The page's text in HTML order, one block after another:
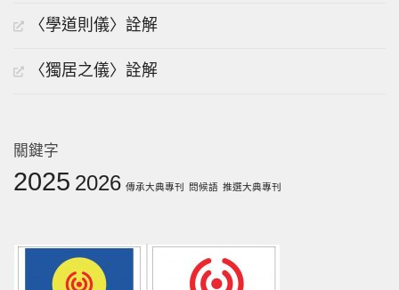
〈學道則儀〉詮解
〈獨居之儀〉詮解
關鍵字
2025 2026 傳承大典專刊 問候語 推選大典專刊